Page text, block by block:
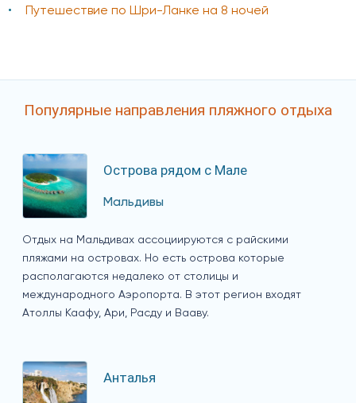
Путешествие по Шри-Ланке на 8 ночей
Популярные направления пляжного отдыха
Острова рядом с Мале
Мальдивы
Отдых на Мальдивах ассоциируются с райскими
пляжами на островах. Но есть острова которые
располагаются недалеко от столицы и
международного Аэропорта. В этот регион входят
Атоллы Каафу, Ари, Расду и Вааву.
Анталья